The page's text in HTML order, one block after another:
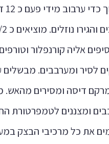
אליה קורנפלור
לסיר ומערבבים. מבשלים
דיסה ומסירים מהאש.
ומצננים לטמפרטורת
את כל מרכיבי הבצק